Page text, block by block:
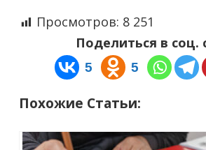
Просмотров: 8 251
Поделиться в соц.
5 5
Похожие Статьи: